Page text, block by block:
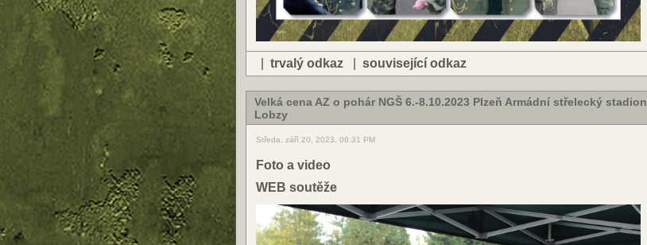
trvalý odkaz související odkaz
Velká cena AZ o pohár NGŠ 6.-8.10.2023 Plzeň Armádní střelecký stadion
Lobzy
Středa, září 20, 2023, 06:31 PM
Foto a video
WEB soutěže